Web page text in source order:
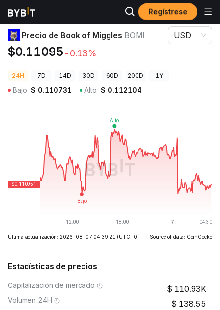
Regístrese
Precios de Criptomonedas Precio de Book of Miggles BOMI
Precio de Book of Miggles BOMI
$0.11095 -0.13%
USD
24H 7D 14D 30D 60D 200D 1Y
Bajo $ 0.110731 Alto $ 0.112104
Última actualización: 2026-08-07 04:39:21 (UTC+0) Source of data: CoinGecko
Estadísticas de precios
Capitalización de mercado 110.93K
Volumen 24H 138.55